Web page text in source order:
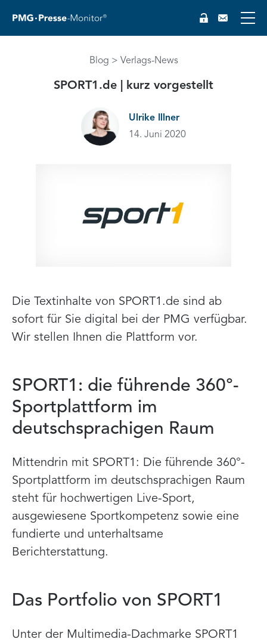
Blog Verlags-News
SPORT1.de | kurz vorgestellt
Ulrike Illner
14. Juni 2020
Die Textinhalte von SPORT1.de sind ab
sofort für Sie digital bei der PMG verfügbar.
Wir stellen Ihnen die Plattform vor.
SPORT1: die führende 360°-
Sportplattform im
deutschsprachigen Raum
Mittendrin mit SPORT1: Die führende 360°-
Sportplattform im deutschsprachigen Raum
steht für hochwertigen Live-Sport,
ausgewiesene Sportkompetenz sowie eine
fundierte und unterhaltsame
Berichterstattung.
Das Portfolio von SPORT1
Unter der Multimedia-Dachmarke SPORT1